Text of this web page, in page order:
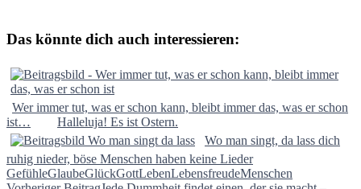
Das könnte dich auch interessieren:
Wer immer tut, was er schon kann, bleibt immer das, was er schon
ist…
Halleluja! Es ist Ostern.
Wo man singt, da lass dich
ruhig nieder, böse Menschen haben keine Lieder
GefühleGlaubeGlückGottLebenLebensfreudeMenschen